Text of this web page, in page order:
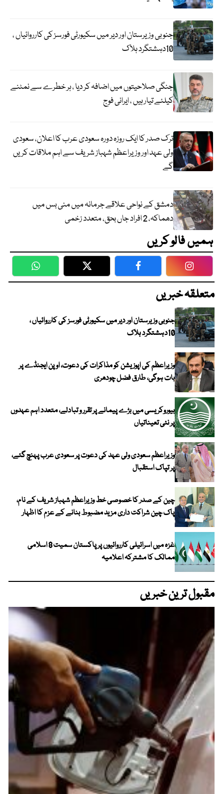
جنوبی وزیرستان اور دیر میں سکیورٹی فورسز کی کارروائیاں ،
10دہشتگرد ہلاک
جنگی صلاحیتوں میں اضافہ کر دیا ، ہر خطرے سے نمٹنے
کیلئے تیار ہیں ، ایرانی فوج
ترک صدر کا ایک روزہ دورہ سعودی عرب کا اعلان، سعودی
ولی عہد اور وزیراعظم شہباز شریف سے اہم ملاقات کریں
گے
دمشق کے نواحی علاقے جرمانہ میں منی بس میں
دھماکہ، 2 افراد جاں بحق، متعدد زخمی
ہمیں فالو کریں
WhatsApp Twitter Facebook
متعلقہ خبریں
جنوبی وزیرستان اور دیر میں سکیورٹی فورسز کی کارروائیاں ،
10دہشتگرد ہلاک
وزیراعظم کی اپوزیشن کو مذاکرات کی دعوت، اوپن ایجنڈے پر
بات ہوگی، طارق فضل چودھری
بیوروکریسی میں بڑے پیمانے پر تقرر و تبادلے، متعدد اہم عہدوں
پر نئی تعیناتیاں
وزیراعظم سعودی ولی عہد کی دعوت پر سعودی عرب پہنچ گئے،
پر تپاک استقبال
چین کے صدر کا خصوصی خط وزیراعظم شہباز شریف کے نام،
پاک چین شراکت داری مزید مضبوط بنانے کے عزم کا اظہار
غزہ میں اسرائیلی کارروائیوں پر پاکستان سمیت 8 اسلامی
ممالک کا مشترکہ اعلامیہ
مقبول ترین خبریں